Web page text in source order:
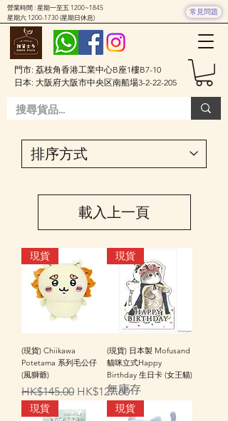
門市: 荔枝角香港工業中心B座1樓B7-10
日本: 大阪府大阪市中央区南船場3-2-22-205
營業時間 : 星期一至五 1200~1845
星期六 1200-1730(星期日休息)
常見問題
載入上一頁
現貨
(現貨) Chiikawa
Potetama 系列毛公仔
(風獅爺)
一般價格
HK$145.00 促銷價格
HK$127.60
現貨
(現貨) 日本製 Mofusand
貓咪立式Happy
Birthday 生日卡 (女王貓)
無庫存
現貨 現貨